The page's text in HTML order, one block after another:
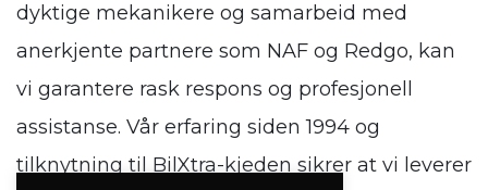
dyktige mekanikere og samarbeid med
anerkjente partnere som NAF og Redgo, kan
vi garantere rask respons og profesjonell
assistanse. Vår erfaring siden 1994 og
tilknytning til BilXtra-kjeden sikrer at vi leverer